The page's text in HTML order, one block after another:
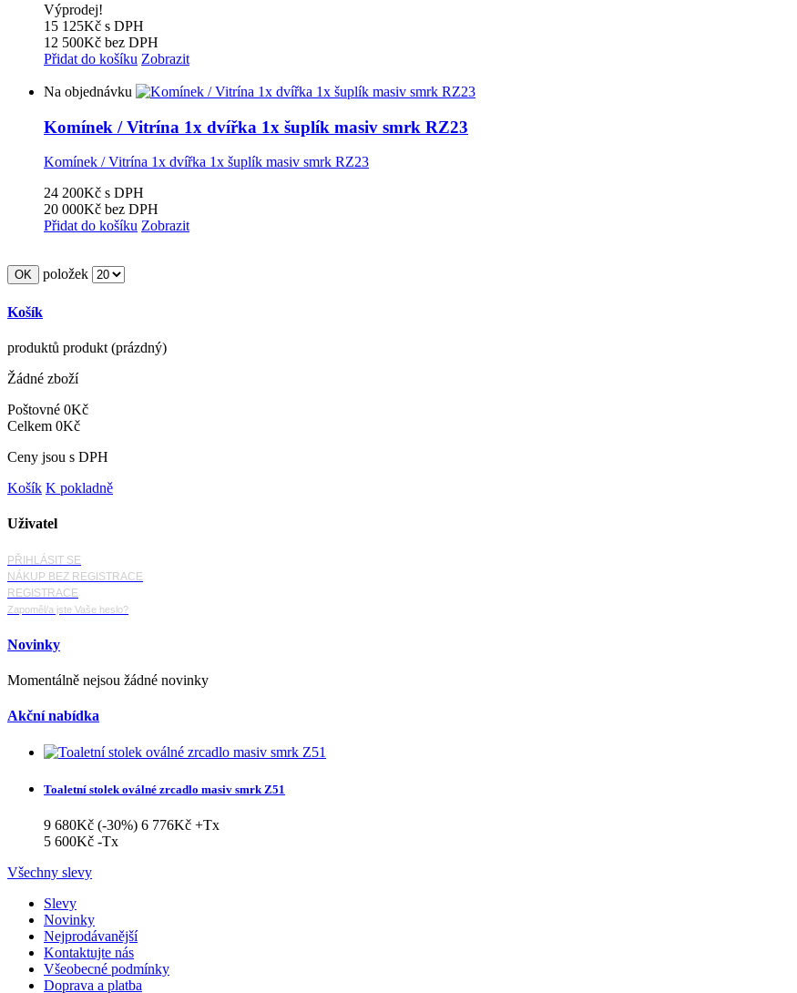
Výprodej!
15 125Kč s DPH
12 500Kč bez DPH
Přidat do košíku Zobrazit
Na objednávku
Komínek / Vitrína 1x dvířka 1x šuplík masiv smrk RZ23
Komínek / Vitrína 1x dvířka 1x šuplík masiv smrk RZ23
24 200Kč s DPH
20 000Kč bez DPH
Přidat do košíku Zobrazit
položek
Košík
produktů produkt (prázdný)
Žádné zboží
Poštovné 0Kč
Celkem 0Kč
Ceny jsou s DPH
Košík K pokladně
Uživatel
PŘIHLÁSIT SE
NÁKUP BEZ REGISTRACE
REGISTRACE
Zapoměl/a jste Vaše heslo?
Novinky
Momentálně nejsou žádné novinky
Akční nabídka
Toaletní stolek oválné zrcadlo masiv smrk Z51
9 680Kč (-30%) 6 776Kč +Tx
5 600Kč -Tx
Všechny slevy
Slevy
Novinky
Nejprodávanější
Kontaktujte nás
Všeobecné podmínky
Doprava a platba